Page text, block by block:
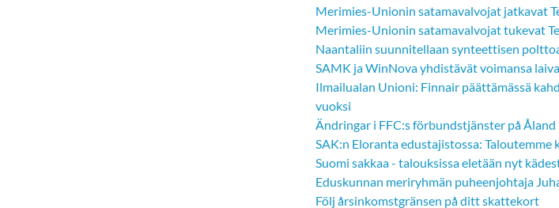
Merimies-Unionin satamavalvojat jatkavat
Merimies-Unionin satamavalvojat tukevat
Naantaliin suunnitellaan synteettisen
SAMK ja WinNova yhdistävät voimansa
Ilmailualan Unioni: Finnair päättämässä
vuoksi
Ändringar i FFC:s förbundstjänster på Åland
SAK:n Eloranta edustajistossa:
Suomi sakkaa - talouksissa eletään nyt
Eduskunnan meriryhmän puheenjohtaja
Följ årsinkomstgränsen på ditt skattekort